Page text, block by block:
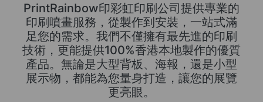
PrintRainbow印彩虹印刷公司提供專業的
印刷噴畫服務，從製作到安裝，一站式滿
足您的需求。我們不僅擁有最先進的印刷
技術，更能提供100%香港本地製作的優質
產品。無論是大型背板、海報，還是小型
展示物，都能為您量身打造，讓您的展覽
更亮眼。